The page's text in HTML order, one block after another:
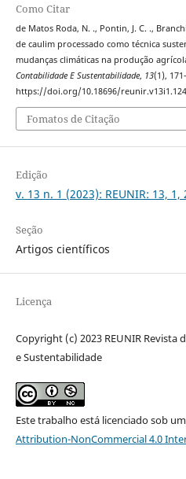
Como Citar
de Matos Roda, N. ., Pontin, J. C. .,
de caulim processado como técnica
mudanças climáticas na produção
Contabilidade E Sustentabilidade, 13(1),
https://doi.org/10.18696/
Fomatos de Citação
Edição
v. 13 n. 1 (2023): REUNIR: 13, 1,
Seção
Artigos científicos
Licença
Copyright (c) 2023 REUNIR
e Sustentabilidade
Este trabalho está licenciado sob
Attribution-NonCommercial 4.0